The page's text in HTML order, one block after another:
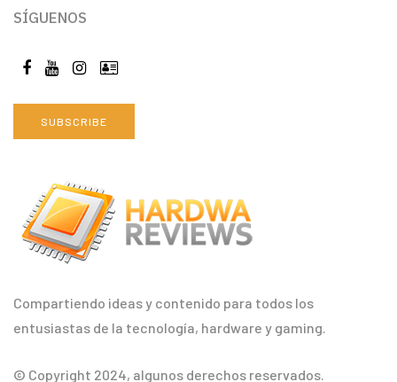
Compartiendo ideas y contenido para todos los
entusiastas de la tecnología, hardware y gaming.
© Copyright 2024, algunos derechos reservados.
SÍGUENOS
SUBSCRIBE